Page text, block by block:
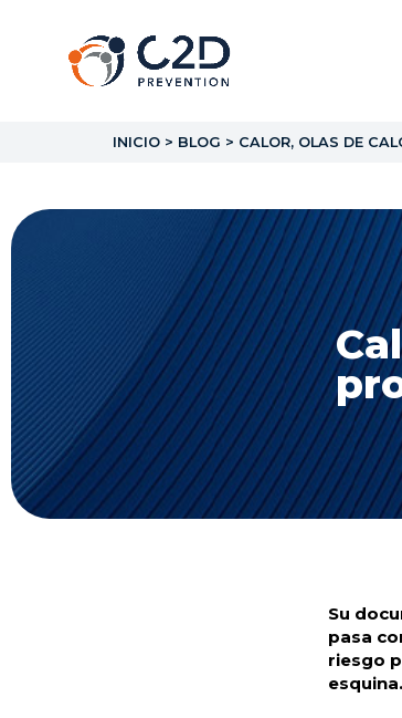
INICIO > BLOG > CALOR, OLAS DE
Su
pasa
riesgo
esquina.